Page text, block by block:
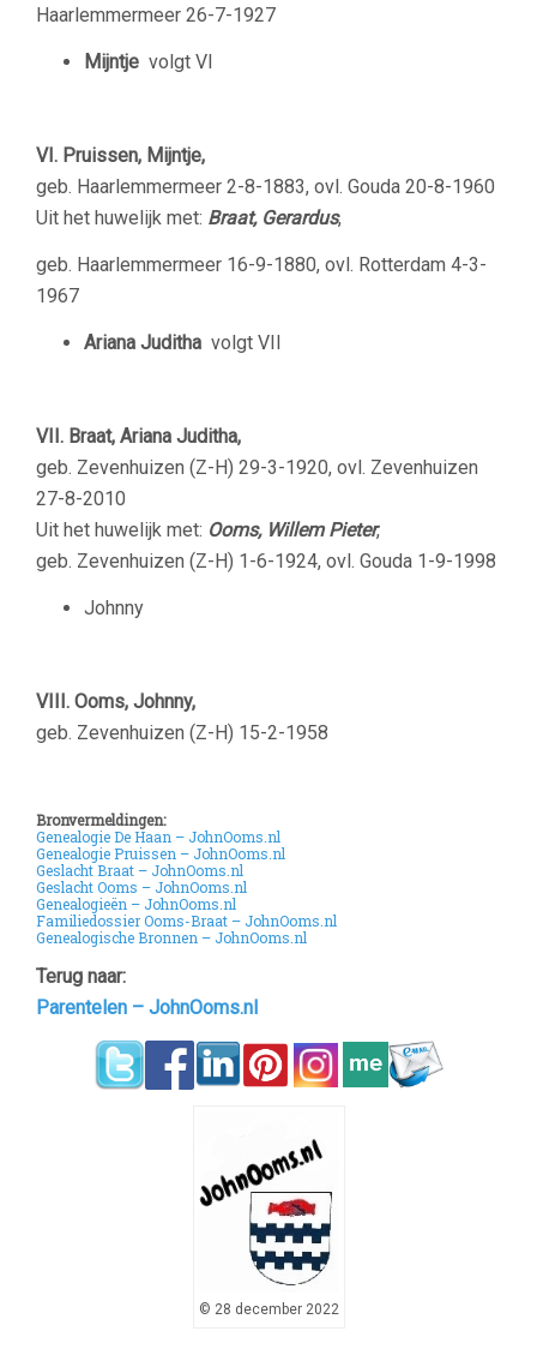
Haarlemmermeer 26-7-1927
Mijntje volgt VI
VI. Pruissen, Mijntje,
geb. Haarlemmermeer 2-8-1883, ovl. Gouda 20-8-1960
Uit het huwelijk met: Braat, Gerardus,
geb. Haarlemmermeer 16-9-1880, ovl. Rotterdam 4-3-
1967
Ariana Juditha volgt VII
VII. Braat, Ariana Juditha,
geb. Zevenhuizen (Z-H) 29-3-1920, ovl. Zevenhuizen
27-8-2010
Uit het huwelijk met: Ooms, Willem Pieter,
geb. Zevenhuizen (Z-H) 1-6-1924, ovl. Gouda 1-9-1998
Johnny
VIII. Ooms, Johnny,
geb. Zevenhuizen (Z-H) 15-2-1958
Bronvermeldingen:
Genealogie De Haan – JohnOoms.nl
Genealogie Pruissen – JohnOoms.nl
Geslacht Braat – JohnOoms.nl
Geslacht Ooms – JohnOoms.nl
Genealogieën – JohnOoms.nl
Familiedossier Ooms-Braat – JohnOoms.nl
Genealogische Bronnen – JohnOoms.nl
Terug naar:
Parentelen – JohnOoms.nl
© 28 december 2022